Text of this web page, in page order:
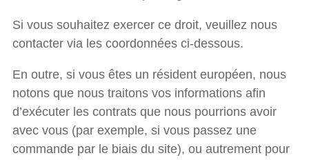
Si vous souhaitez exercer ce droit, veuillez nous
contacter via les coordonnées ci-dessous.
En outre, si vous êtes un résident européen, nous
notons que nous traitons vos informations afin
d’exécuter les contrats que nous pourrions avoir
avec vous (par exemple, si vous passez une
commande par le biais du site), ou autrement pour